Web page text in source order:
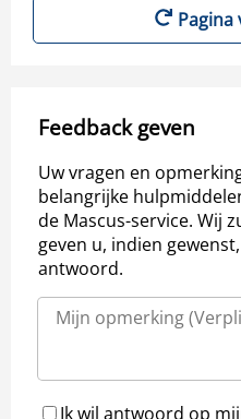
Pagina
Feedback geven
Uw vragen en
belangrijke
de Mascus-service. Wij
geven u, indien
antwoord.
Ik wil antwoord op